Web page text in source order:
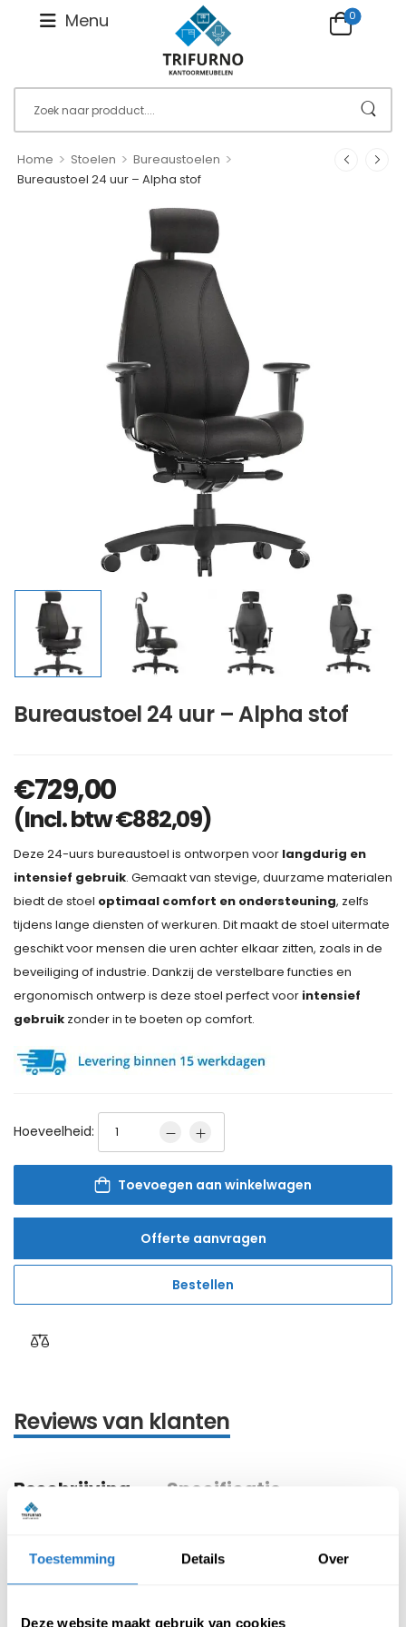
Toestemming Details Over
Deze website maakt gebruik van cookies
Menu 0
Home > Stoelen > Bureaustoelen >
Bureaustoel 24 uur – Alpha stof
Bureaustoel 24 uur – Alpha stof
€729,00
(Incl. btw€882,09)
Deze 24-uurs bureaustoel is ontworpen voor langdurig en
intensief gebruik. Gemaakt van stevige, duurzame materialen
biedt de stoel optimaal comfort en ondersteuning, zelfs
tijdens lange diensten of werkuren. Dit maakt de stoel uitermate
geschikt voor mensen die uren achter elkaar zitten, zoals in de
beveiliging of industrie. Dankzij de verstelbare functies en
ergonomisch ontwerp is deze stoel perfect voor intensief
gebruik zonder in te boeten op comfort.
Hoeveelheid:
Toevoegen aan winkelwagen
Offerte aanvragen
Bestellen
Reviews van klanten
Beschrijving Specificatie
Kenmerken Bureaustoel 24 uur – Alpha stof